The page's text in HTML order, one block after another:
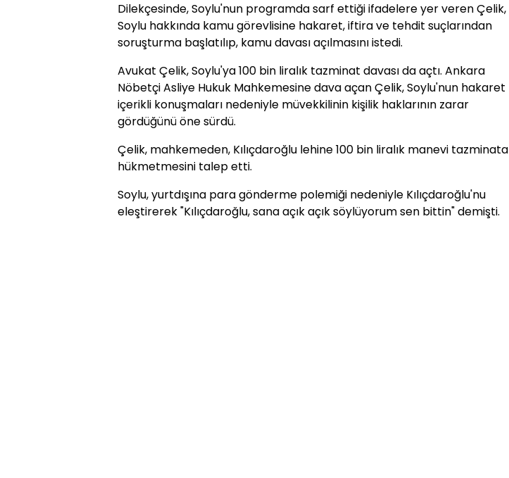
Dilekçesinde, Soylu'nun programda sarf ettiği ifadelere yer veren Çelik,
Soylu hakkında kamu görevlisine hakaret, iftira ve tehdit suçlarından
soruşturma başlatılıp, kamu davası açılmasını istedi.
Avukat Çelik, Soylu'ya 100 bin liralık tazminat davası da açtı. Ankara
Nöbetçi Asliye Hukuk Mahkemesine dava açan Çelik, Soylu'nun hakaret
içerikli konuşmaları nedeniyle müvekkilinin kişilik haklarının zarar
gördüğünü öne sürdü.
Çelik, mahkemeden, Kılıçdaroğlu lehine 100 bin liralık manevi tazminata
hükmetmesini talep etti.
Soylu, yurtdışına para gönderme polemiği nedeniyle Kılıçdaroğlu'nu
eleştirerek "Kılıçdaroğlu, sana açık açık söylüyorum sen bittin" demişti.